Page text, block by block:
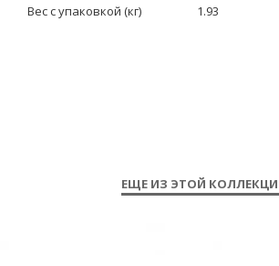
Вес с упаковкой (кг)
1.93
ЕЩЕ ИЗ ЭТОЙ